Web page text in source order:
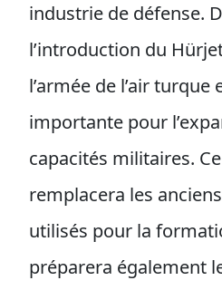
industrie de défense.
l’introduction du
l’armée de l’air turque
importante pour
capacités militaires.
remplacera les
utilisés pour la
préparera également